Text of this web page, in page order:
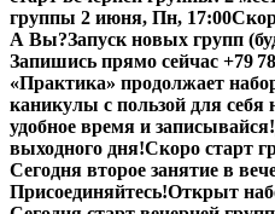
группы 2 июня, Пн, 17:00
А Вы?Запуск новых групп
Запишись прямо сейчас +79
«Практика» продолжает
каникулы с пользой для
удобное время и записывайся!
выходного дня!Скоро старт
Сегодня второе занятие в
Присоединяйтесь!Открыт